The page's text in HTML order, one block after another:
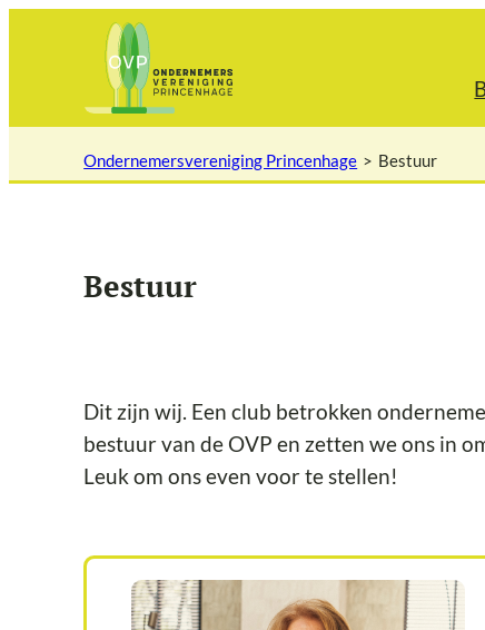
inhoud
Ondernemersvereniging Princenhage Bestuur
Bestuur
Dit zijn wij. Een club betrokken
bestuur van de OVP en zetten we ons in
Leuk om ons even voor te stellen!